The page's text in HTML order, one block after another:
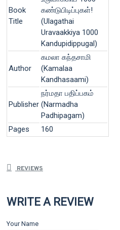
Book
Title
கண்டுபிடிப்புகள்!
(Ulagathai
Uravaakkiya 1000
Kandupidippugal)
Author
கமலா கந்தசாமி
(Kamalaa
Kandhasaami)
Publisher
நர்மதா பதிப்பகம்
(Narmadha
Padhipagam)
Pages
160
REVIEWS
WRITE A REVIEW
Your Name